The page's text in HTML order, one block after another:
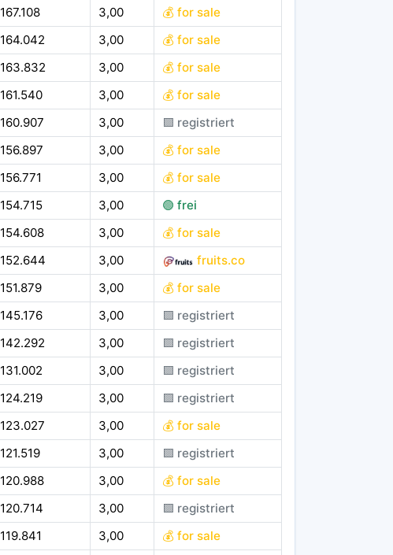
167.108 3,00
💰 for sale
164.042 3,00
💰 for sale
163.832 3,00
💰 for sale
161.540 3,00
💰 for sale
160.907 3,00
🟪 registriert
156.897 3,00
💰 for sale
156.771 3,00
💰 for sale
154.715 3,00
🟢 frei
154.608 3,00
💰 for sale
152.644 3,00
fruits.co
151.879 3,00
💰 for sale
145.176 3,00
🟪 registriert
142.292 3,00
🟪 registriert
131.002 3,00
🟪 registriert
124.219 3,00
🟪 registriert
123.027 3,00
💰 for sale
121.519 3,00
🟪 registriert
120.988 3,00
💰 for sale
120.714 3,00
🟪 registriert
119.841 3,00
💰 for sale